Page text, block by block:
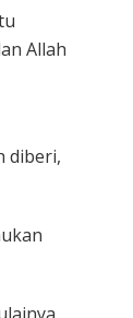
Allah
diberi,